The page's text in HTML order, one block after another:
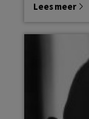
Lees meer